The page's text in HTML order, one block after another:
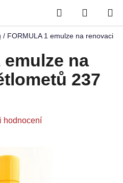
Hledat
KOŠÍK
/ FORMULA 1 emulze na renovaci
emulze na
237
hodnocení